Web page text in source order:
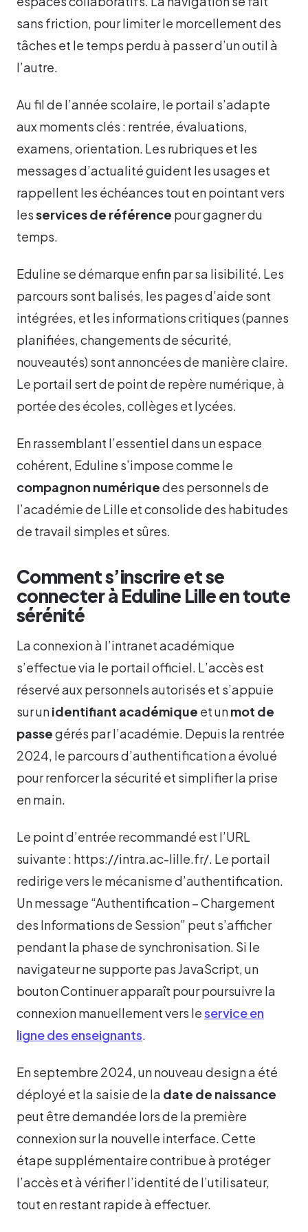
sans friction, pour limiter le morcellement des
tâches et le temps perdu à passer d’un outil à
l’autre.
Au fil de l’année scolaire, le portail s’adapte
aux moments clés : rentrée, évaluations,
examens, orientation. Les rubriques et les
messages d’actualité guident les usages et
rappellent les échéances tout en pointant vers
lesservices de référence pour gagner du
temps.
Eduline se démarque enfin par sa lisibilité. Les
parcours sont balisés, les pages d’aide sont
intégrées, et les informations critiques (pannes
planifiées, changements de sécurité,
nouveautés) sont annoncées de manière claire.
Le portail sert de point de repère numérique, à
portée des écoles, collèges et lycées.
En rassemblant l’essentiel dans un espace
cohérent, Eduline s’impose comme le
compagnon numériquedes personnels de
l’académie de Lille et consolide des habitudes
de travail simples et sûres.
Comment s’inscrire et se
connecter à Eduline Lille en toute
sérénité
La connexion à l’intranet académique
s’effectue via le portail officiel. L’accès est
réservé aux personnels autorisés et s’appuie
sur unidentifiant académique et unmot de
passegérés par l’académie. Depuis la rentrée
2024, le parcours d’authentification a évolué
pour renforcer la sécurité et simplifier la prise
en main.
Le point d’entrée recommandé est l’URL
suivante : https://intra.ac-lille.fr/. Le portail
redirige vers le mécanisme d’authentification.
Un message “Authentification – Chargement
des Informations de Session” peut s’afficher
pendant la phase de synchronisation. Si le
navigateur ne supporte pas JavaScript, un
bouton Continuer apparaît pour poursuivre la
connexion manuellement vers leservice en
ligne des enseignants
En septembre 2024, un nouveau design a été
déployé et la saisie de la date de naissance
peut être demandée lors de la première
connexion sur la nouvelle interface. Cette
étape supplémentaire contribue à protéger
l’accès et à vérifier l’identité de l’utilisateur,
tout en restant rapide à effectuer.